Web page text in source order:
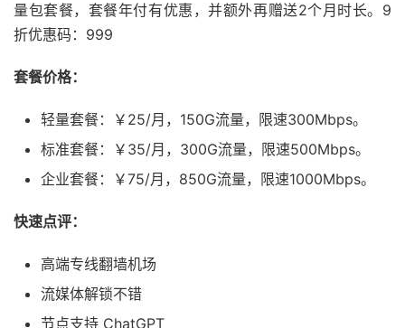
量包套餐，套餐年付有优惠，并额外再赠送2个月时长。9
折优惠码：999
套餐价格：
轻量套餐：￥25/月，150G流量，限速300Mbps。
标准套餐：￥35/月，300G流量，限速500Mbps。
企业套餐：￥75/月，850G流量，限速1000Mbps。
快速点评：
高端专线翻墙机场
流媒体解锁不错
节点支持 ChatGPT